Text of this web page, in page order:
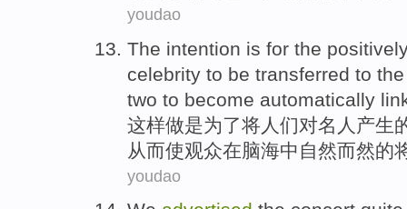
youdao
The intention is for the
celebrity to be transferred to the
two to become automatically
这样做是为了将 人们对名人 产生
从而使观众在 脑海中 自然而然的
youdao